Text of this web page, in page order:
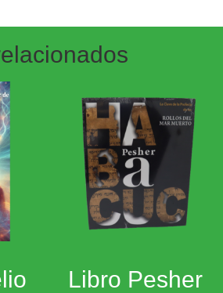
Libro Pesher